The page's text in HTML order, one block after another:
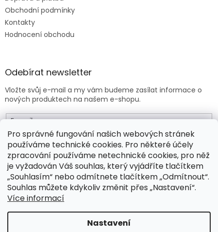
Pro správné fungování našich webových stránek
používáme technické cookies. Pro některé účely
zpracování používáme netechnické cookies, pro něž
je vyžadován Váš souhlas, který vyjádříte tlačítkem
„Souhlasím“ nebo odmítnete tlačítkem „Odmítnout“.
Souhlas můžete kdykoliv změnit přes „Nastavení“.
Více informací
Nastavení
Obchodní podmínky
Kontakty
Hodnocení obchodu
Odebírat newsletter
Vložte svůj e-mail a my vám budeme zasílat informace o
nových produktech na našem e-shopu.
E-mail
Vložením e-mailu souhlasíte sobchodními podmínkami .
PŘIHLÁSIT SE
Vytvořil Shoptet Premium